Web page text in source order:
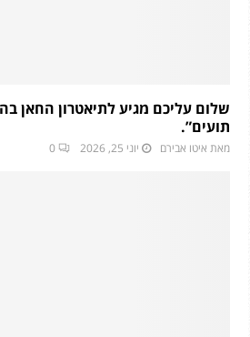
שלום עליכם מגיע לתיאטרון החאן
תועים”.
מאת איטו אבירם יוני 25, 2026 0